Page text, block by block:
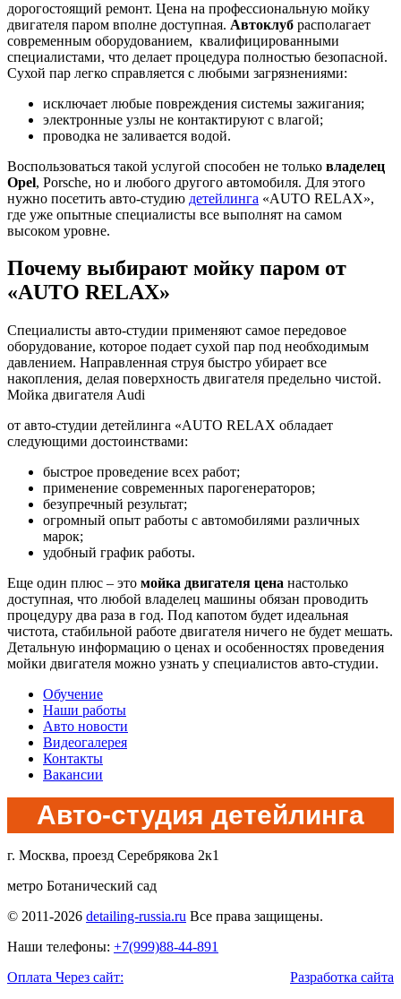
дорогостоящий ремонт. Цена на профессиональную мойку
двигателя паром вполне доступная. Автоклуб располагает
современным оборудованием, квалифицированными
специалистами, что делает процедура полностью безопасной.
Сухой пар легко справляется с любыми загрязнениями:
исключает любые повреждения системы зажигания;
электронные узлы не контактируют с влагой;
проводка не заливается водой.
Воспользоваться такой услугой способен не только владелец
Opel, Porsche, но и любого другого автомобиля. Для этого
нужно посетить авто-студию детейлинга «AUTO RELAX»,
где уже опытные специалисты все выполнят на самом
высоком уровне.
Почему выбирают мойку паром от
«AUTO RELAX»
Специалисты авто-студии применяют самое передовое
оборудование, которое подает сухой пар под необходимым
давлением. Направленная струя быстро убирает все
накопления, делая поверхность двигателя предельно чистой.
Мойка двигателя Audi
от авто-студии детейлинга «AUTO RELAX обладает
следующими достоинствами:
быстрое проведение всех работ;
применение современных парогенераторов;
безупречный результат;
огромный опыт работы с автомобилями различных
марок;
удобный график работы.
Еще один плюс – это мойка двигателя цена настолько
доступная, что любой владелец машины обязан проводить
процедуру два раза в год. Под капотом будет идеальная
чистота, стабильной работе двигателя ничего не будет мешать.
Детальную информацию о ценах и особенностях проведения
мойки двигателя можно узнать у специалистов авто-студии.
Обучение
Наши работы
Авто новости
Видеогалерея
Контакты
Вакансии
Авто-студия детейлинга
г. Москва, проезд Серебрякова 2к1
метро Ботанический сад
© 2011-2026 detailing-russia.ru Все права защищены.
Наши телефоны: +7(999)88-44-891
Оплата Через сайт:
Разработка сайта